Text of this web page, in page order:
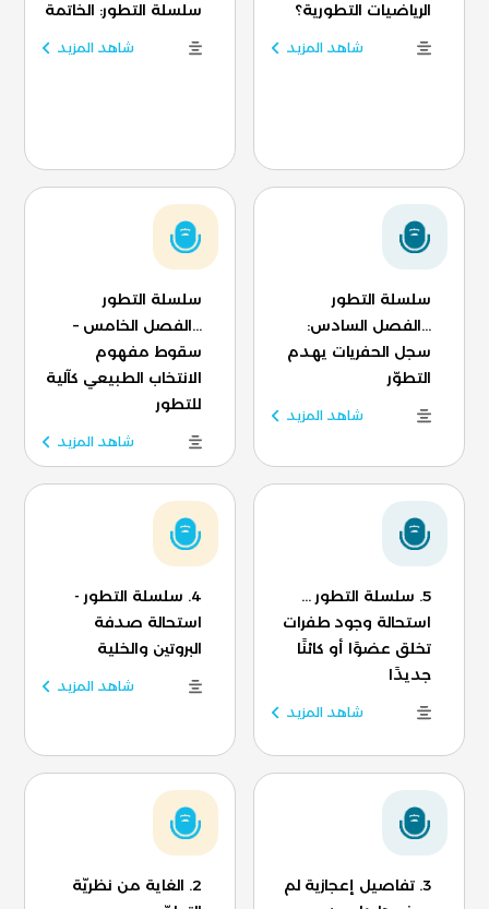
الرياضيات التطورية؟
شاهد المزيد
سلسلة التطور: الخاتمة
شاهد المزيد
سلسلة التطور
...الفصل السادس:
سجل الحفريات يهدم
التطوّر
شاهد المزيد
سلسلة التطور
...الفصل الخامس –
سقوط مفهوم
الانتخاب الطبيعي كآلية
للتطور
شاهد المزيد
5. سلسلة التطور ...
استحالة وجود طفرات
تخلق عضوًا أو كائنًا
جديدًا
شاهد المزيد
4. سلسلة التطور -
استحالة صدفة
البروتين والخلية
شاهد المزيد
3. تفاصيل إعجازية لم
2. الغاية من نظريّة